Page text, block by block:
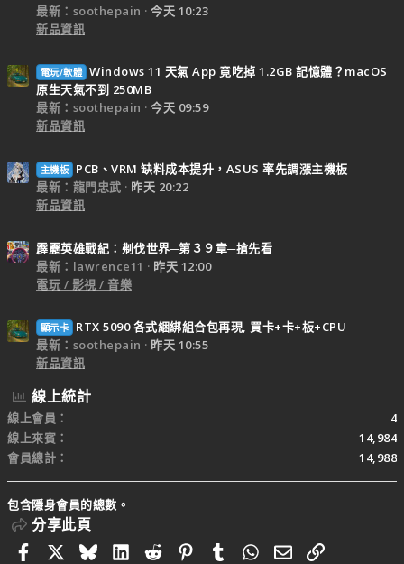
最新：soothepain
今天 10:23
新品資訊
電玩/軟體 Windows 11 天氣 App 竟吃掉 1.2GB 記憶體？macOS
原生天氣不到 250MB
最新：soothepain
今天 09:59
新品資訊
主機板
PCB、VRM 缺料成本提升，ASUS 率先調漲主機板
最新：龍門忠武
昨天 20:22
新品資訊
霹靂英雄戰紀：刜伐世界─第３９章─搶先看
最新：lawrence11
昨天 12:00
電玩 / 影視 / 音樂
顯示卡
RTX 5090 各式綑綁組合包再現, 買卡+卡+板+CPU
最新：soothepain
昨天 10:55
新品資訊
線上統計
線上會員
4
線上來賓
14,984
會員總計
14,988
包含隱身會員的總數。
分享此頁
FacebookBlueskyLinkedIn
RedditPinterestTumblrWhatsApp
電子郵件
連結